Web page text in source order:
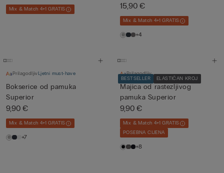
Mix & Match 4+1 GRATIS 15,90 €
Mix & Match 4+1 GRATIS
+4
PrilagodljivLjetni must-have
Bokserice od pamuka
Superior
9,90 €
Mix & Match 4+1 GRATIS
+7
BESTSELLER ELASTIČAN KROJ
Prilagodljiv
Majica od rastezljivog
pamuka Superior
9,90 €
Mix & Match 4+1 GRATIS
POSEBNA CIJENA
+8